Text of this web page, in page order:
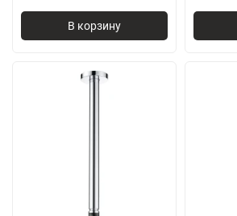
В корзину